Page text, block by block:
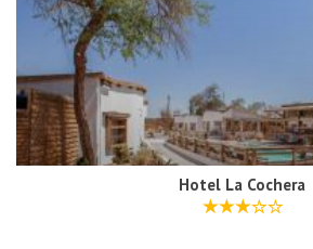
Hotel La Cochera